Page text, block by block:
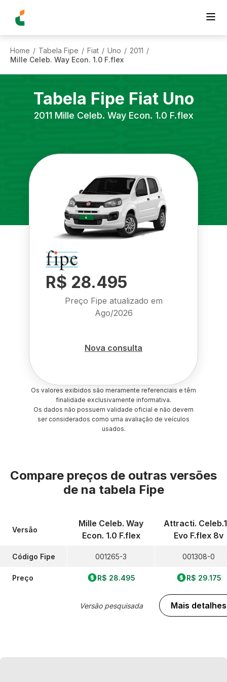
Home / Tabela Fipe / Fiat / Uno / 2011 /
Mille Celeb. Way Econ. 1.0 F.flex
Tabela Fipe Fiat Uno
2011 Mille Celeb. Way Econ. 1.0 F.flex
R$ 28.495
Preço Fipe atualizado em
Ago/2026
Nova consulta
Os valores exibidos são meramente referenciais e têm
finalidade exclusivamente informativa.
Os dados não possuem validade oficial e não devem
ser considerados como uma avaliação de veículos
usados.
Compare preços de outras versões
de na tabela Fipe
Versão
Código Fipe
Preço
Mille Celeb. Way
Econ. 1.0 F.flex
001265-3
R$ 28.495
Versão pesquisada
Attracti.
Evo F.flex 8v
001308-0
R$ 29.175
Mais detalhes